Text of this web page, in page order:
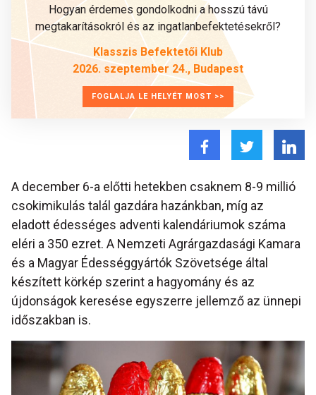
Hogyan érdemes gondolkodni a hosszú távú
megtakarításokról és az ingatlanbefektetésekről?
Klasszis Befektetői Klub
2026. szeptember 24., Budapest
FOGLALJA LE HELYÉT MOST >>
A december 6-a előtti hetekben csaknem 8-9 millió
csokimikulás talál gazdára hazánkban, míg az
eladott édességes adventi kalendáriumok száma
eléri a 350 ezret. A Nemzeti Agrárgazdasági Kamara
és a Magyar Édességgyártók Szövetsége által
készített körkép szerint a hagyomány és az
újdonságok keresése egyszerre jellemző az ünnepi
időszakban is.